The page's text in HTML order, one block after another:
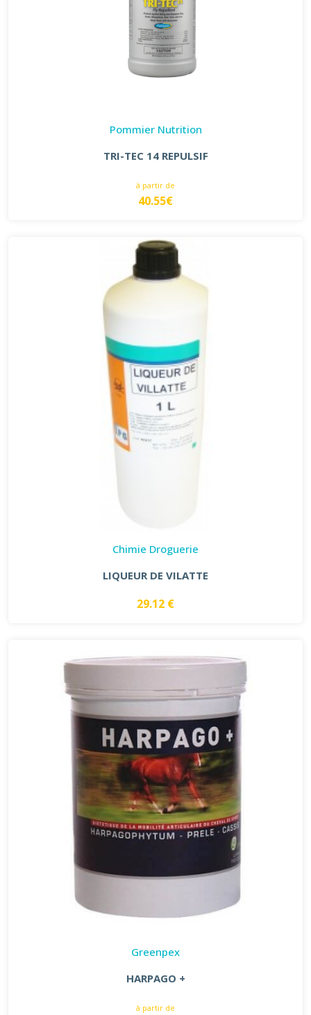
Pommier Nutrition
TRI-TEC 14 REPULSIF
à partir de
40.55€
Chimie Droguerie
LIQUEUR DE VILATTE
29.12 €
Greenpex
HARPAGO +
à partir de